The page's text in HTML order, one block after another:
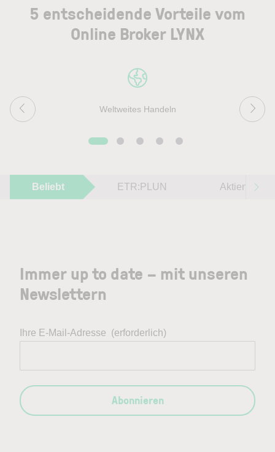
5 entscheidende Vorteile vom
Online Broker LYNX
Weltweites Handeln
Beliebt ETR:PLUN Aktien im
Immer up to date – mit unseren
Newslettern
Ihre E-Mail-Adresse (erforderlich)
Abonnieren